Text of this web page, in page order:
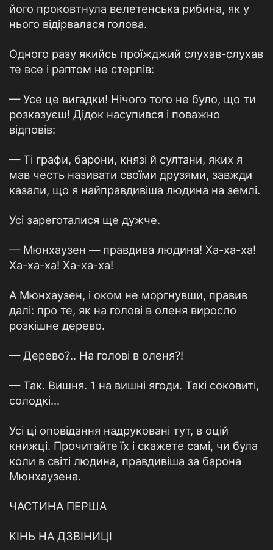
його проковтнула велетенська рибина, як у
нього відірвалася голова.
Одного разу якийсь проїжджий слухав-слухав
те все і раптом не стерпів:
— Усе це вигадки! Нічого того не було, що ти
розказуєш! Дідок насупився і поважно
відповів:
— Ті графи, барони, князі й султани, яких я
мав честь називати своїми друзями, завжди
казали, що я найправдивіша людина на землі.
Усі зареготалися ще дужче.
— Мюнхаузен — правдива людина! Ха-ха-ха!
Ха-ха-ха! Ха-ха-ха!
А Мюнхаузен, і оком не моргнувши, правив
далі: про те, як на голові в оленя виросло
розкішне дерево.
— Дерево?.. На голові в оленя?!
— Так. Вишня. 1 на вишні ягоди. Такі соковиті,
солодкі...
Усі ці оповідання надруковані тут, в оцій
книжці. Прочитайте їх і скажете самі, чи була
коли в світі людина, правдивіша за барона
Мюнхаузена.
ЧАСТИНА ПЕРША
КІНЬ НА ДЗВІНИЦІ